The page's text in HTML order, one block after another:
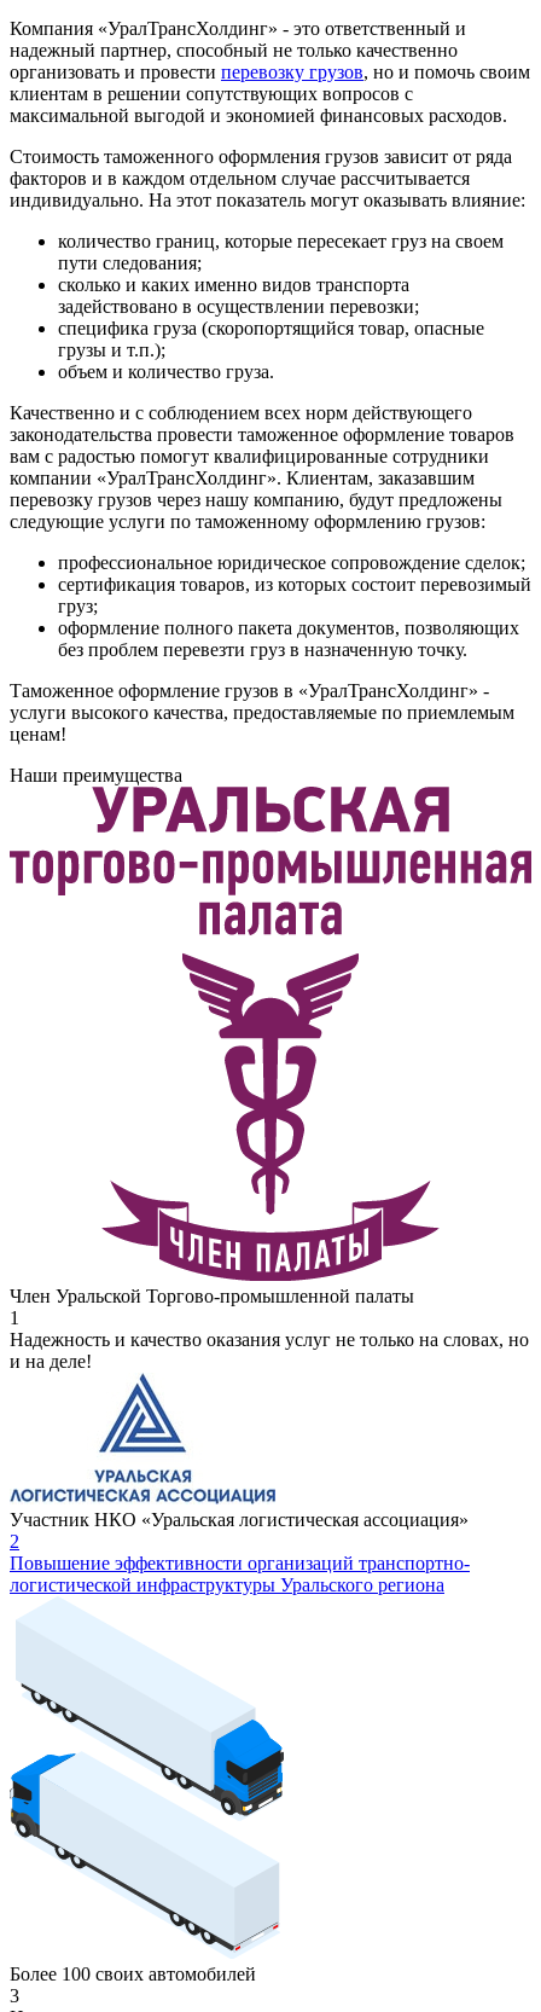
Компания «УралТрансХолдинг» - это ответственный и
надежный партнер, способный не только качественно
организовать и провести перевозку грузов, но и помочь своим
клиентам в решении сопутствующих вопросов с
максимальной выгодой и экономией финансовых расходов.
Стоимость таможенного оформления грузов зависит от ряда
факторов и в каждом отдельном случае рассчитывается
индивидуально. На этот показатель могут оказывать влияние:
количество границ, которые пересекает груз на своем
пути следования;
сколько и каких именно видов транспорта
задействовано в осуществлении перевозки;
специфика груза (скоропортящийся товар, опасные
грузы и т.п.);
объем и количество груза.
Качественно и с соблюдением всех норм действующего
законодательства провести таможенное оформление товаров
вам с радостью помогут квалифицированные сотрудники
компании «УралТрансХолдинг». Клиентам, заказавшим
перевозку грузов через нашу компанию, будут предложены
следующие услуги по таможенному оформлению грузов:
профессиональное юридическое сопровождение сделок;
сертификация товаров, из которых состоит перевозимый
груз;
оформление полного пакета документов, позволяющих
без проблем перевезти груз в назначенную точку.
Таможенное оформление грузов в «УралТрансХолдинг» -
услуги высокого качества, предоставляемые по приемлемым
ценам!
Наши преимущества
Член Уральской Торгово-промышленной палаты
1
Надежность и качество оказания услуг не только на словах, но
и на деле!
Участник НКО «Уральская логистическая ассоциация»
2
Повышение эффективности организаций транспортно-
логистической инфраструктуры Уральского региона
Более 100 своих автомобилей
3